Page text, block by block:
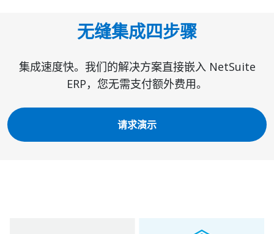
无缝集成四步骤
集成速度快。我们的解决方案直接嵌入 NetSuite
ERP，您无需支付额外费用。
请求演示